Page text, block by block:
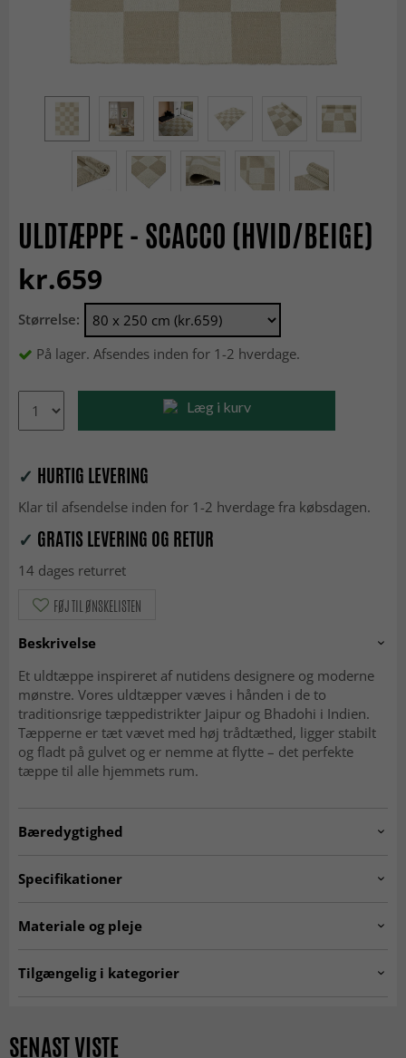
ULDTÆPPE - SCACCO (HVID/BEIGE)
kr.659
Størrelse:
På lager. Afsendes inden for 1-2 hverdage.
Læg i kurv
✓ HURTIG LEVERING
Klar til afsendelse inden for 1-2 hverdage fra købsdagen.
✓ GRATIS LEVERING OG RETUR
14 dages returret
FØJ TIL ØNSKELISTEN
Beskrivelse
Et uldtæppe inspireret af nutidens designere og moderne
mønstre. Vores uldtæpper væves i hånden i de to
traditionsrige tæppedistrikter Jaipur og Bhadohi i Indien.
Tæpperne er tæt vævet med høj trådtæthed, ligger stabilt
og fladt på gulvet og er nemme at flytte – det perfekte
tæppe til alle hjemmets rum.
Bæredygtighed
GOODWEAVE
anslutna producenter i Indien säkerställer Trendcarpet att
villkor.
Ull är en naturlig textil råvara som spinns till garn eller
Specifikationer
Materiale og pleje
Oprindelse:Indien.
Tykkelse:ca 1 cm.
Tilgængelig i kategorier
Hvide tæpper
SENAST VISTE